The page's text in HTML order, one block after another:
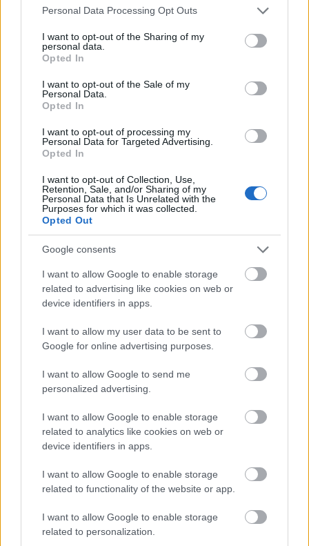
Please note that this website/app uses one or more Google
not limited to your visit or usage behaviour. You may click to
grant or deny consent to Google and its third-party tags to
use your data for below specified purposes in below Google
consent section.
Personal Data Processing Opt Outs
I want to opt-out of the Sharing of my
personal data.
Opted In
I want to opt-out of the Sale of my
Personal Data.
Opted In
I want to opt-out of processing my
Personal Data for Targeted Advertising.
Opted In
I want to opt-out of Collection, Use,
Retention, Sale, and/or Sharing of my
Personal Data that Is Unrelated with the
Purposes for which it was collected.
Opted Out
Google consents
I want to allow Google to enable storage
related to advertising like cookies on web or
device identifiers in apps.
I want to allow my user data to be sent to
Google for online advertising purposes.
I want to allow Google to send me
personalized advertising.
I want to allow Google to enable storage
related to analytics like cookies on web or
device identifiers in apps.
I want to allow Google to enable storage
related to functionality of the website or app.
I want to allow Google to enable storage
related to personalization.
ilyenek után többször el is tűnődtem, hogy mi van
akkor, ha nem mi vagyunk a hülyék, hanem azok az
akár nemzetközi borszakértők is, akik nem mernek
hírneve miatt...
mossberg operator
15 éve
En azert hozzatennem - nem a veszekedes kedveert -
hogy van am ott valami tudas, terroir, koltseg nem
szamit hozzaallas, stb, amit mi nem ismerunk. S ez
erezheto is, azok elmondasa alapjan, akik ismerik is
Az a bor nem egy veletlenul felkapott dolog...
Barman's Choice
Én nem értek a borhoz.
Viszont érdekesség és átfedés van amihez értek és a
Van egy skót whisky lepárló,a neve
Bruichladdich.Islay szigetén.Ez egy
neves,progresszív,bevállalós lepárló,sok
meghökkentő whiskyvel.Van egy hat darabból álló
sorozatuk,a neve Bruichladdich Sixteens-First
single malt whiskyket finiselnek a legnevesebb
francia borászatokból beszerzett hordókban.Ezek a
Margaux.
A Bruichladdich 16 Cuvee Margaux nevű whiskyt az